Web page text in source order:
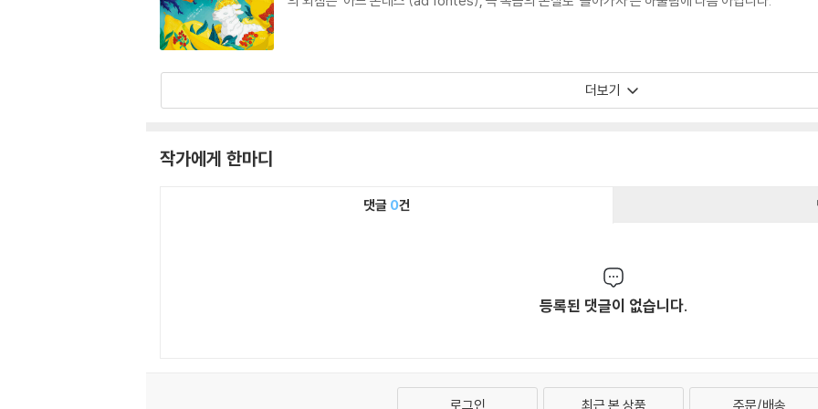
더보기
작가에게 한마디
댓글 0건
등록된 댓글이 없습니다.
로그인 최근 본 상품 주문/배송